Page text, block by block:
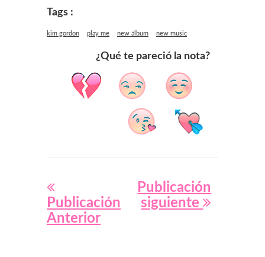
Tags :
kim gordon play me new álbum new music
¿Qué te pareció la nota?
Publicación
Anterior
Publicación
siguiente